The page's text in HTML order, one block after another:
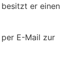
er einen
E-Mail zur